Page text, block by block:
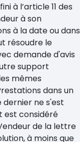
à l’article 11 des
à son
à la date ou dans
résoudre le
demande d'avis
support
mêmes
dans un
ne s'est
est considéré
de la lettre
à moins que